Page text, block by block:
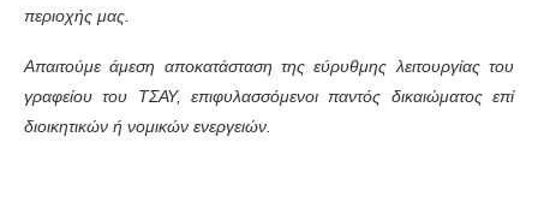
περιοχής μας.
Απαιτούμε άμεση αποκατάσταση της εύρυθμης λειτουργίας του
γραφείου του ΤΣΑΥ, επιφυλασσόμενοι παντός δικαιώματος επί
διοικητικών ή νομικών ενεργειών.